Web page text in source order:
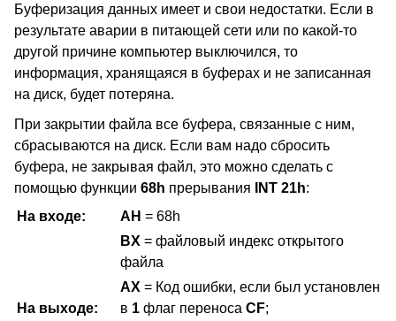
Буферизация данных имеет и свои недостатки. Если в
результате аварии в питающей сети или по какой-то
другой причине компьютер выключился, то
информация, хранящаяся в буферах и не записанная
на диск, будет потеряна.
При закрытии файла все буфера, связанные с ним,
сбрасываются на диск. Если вам надо сбросить
буфера, не закрывая файл, это можно сделать с
помощью функции 68h прерывания INT 21h:
На входе:
AH = 68h
BX = файловый индекс открытого
файла
На выходе:
AX = Код ошибки, если был установлен
в 1 флаг переноса CF;